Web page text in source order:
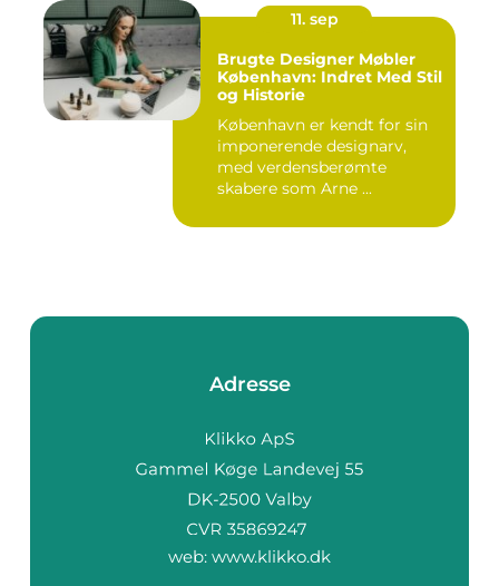
11. sep
Brugte Designer Møbler
København: Indret Med Stil
og Historie
København er kendt for sin
imponerende designarv,
med verdensberømte
skabere som Arne ...
Adresse
web: www.klikko.dk